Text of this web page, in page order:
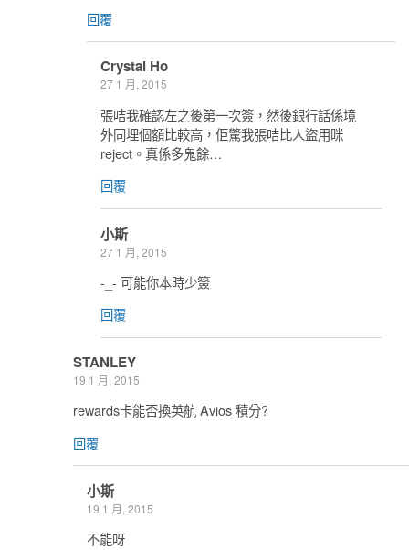
回覆
Crystal Ho
27 1 月, 2015
張咭我確認左之後第一次簽，然後銀行話係境
外同埋個額比較高，佢驚我張咭比人盜用咪
reject。真係多鬼餘…
回覆
小斯
27 1 月, 2015
-_- 可能你本時少簽
回覆
STANLEY
19 1 月, 2015
rewards卡能否換英航 Avios 積分?
回覆
小斯
19 1 月, 2015
不能呀